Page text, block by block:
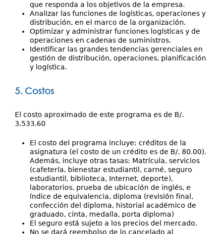
que responda a los objetivos de la empresa.
Analizar las funciones de logísticas, operaciones y
distribución, en el marco de la organización.
Optimizar y administrar funciones logísticas y de
operaciones en cadenas de suministros.
Identificar las grandes tendencias gerenciales en
gestión de distribución, operaciones, planificación
y logística.
5. Costos
El costo aproximado de este programa es de B/.
3,533.60
El costo del programa incluye: créditos de la
asignatura (el costo de un crédito es de B/. 80.00).
Además, incluye otras tasas: Matrícula, servicios
(cafetería, bienestar estudiantil, carné, seguro
estudiantil, biblioteca, Internet, deporte),
laboratorios, prueba de ubicación de inglés, e
índice de equivalencia, diploma (revisión final,
confección del diploma, historial académico de
graduado, cinta, medalla, porta diploma)
El seguro está sujeto a los precios del mercado.
No se dará reembolso de lo cancelado al